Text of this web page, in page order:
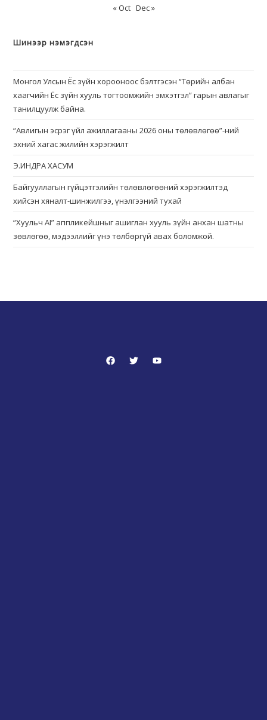
« Oct Dec »
Шинээр нэмэгдсэн
Монгол Улсын Ёс зүйн хорооноос бэлтгэсэн “Төрийн албан
хаагчийн Ёс зүйн хууль тогтоомжийн эмхэтгэл” гарын авлагыг
танилцуулж байна.
“Авлигын эсрэг үйл ажиллагааны 2026 оны төлөвлөгөө”-ний
эхний хагас жилийн хэрэгжилт
Э.ИНДРА ХАСУМ
Байгууллагын гүйцэтгэлийн төлөвлөгөөний хэрэгжилтэд
хийсэн хяналт-шинжилгээ, үнэлгээний тухай
“Хуульч АІ” аппликейшныг ашиглан хууль зүйн анхан шатны
зөвлөгөө, мэдээллийг үнэ төлбөргүй авах боломжой.